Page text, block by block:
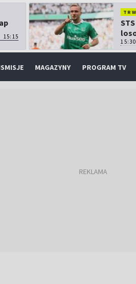
15:15
15:30
MAGAZYNY PROGRAM TV